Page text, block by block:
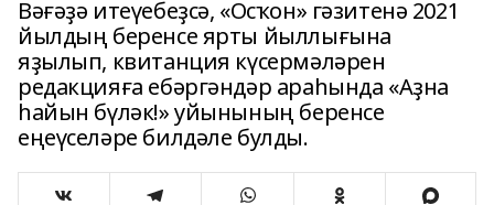
Вәғәҙә итеүебеҙсә, «Осҡон» гәзитенә 2021
йылдың беренсе ярты йыллығына
яҙылып, квитанция күсермәләрен
редакцияға ебәргәндәр араһында «Аҙна
һайын бүләк!» уйынының беренсе
еңеүселәре билдәле булды.